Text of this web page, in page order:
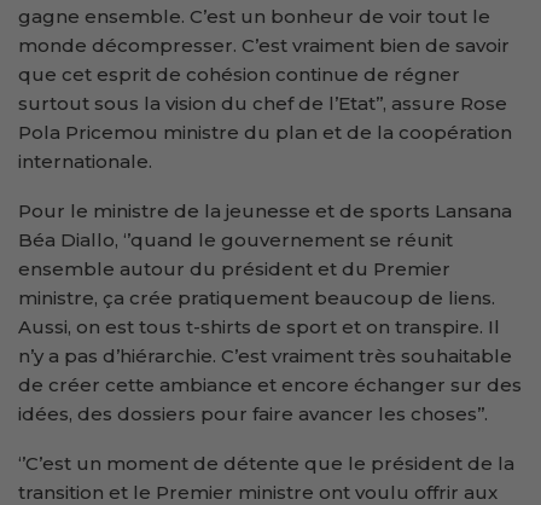
gagne ensemble. C’est un bonheur de voir tout le
monde décompresser. C’est vraiment bien de savoir
que cet esprit de cohésion continue de régner
surtout sous la vision du chef de l’Etat’’, assure Rose
Pola Pricemou ministre du plan et de la coopération
internationale.
Pour le ministre de la jeunesse et de sports Lansana
Béa Diallo, ‘’quand le gouvernement se réunit
ensemble autour du président et du Premier
ministre, ça crée pratiquement beaucoup de liens.
Aussi, on est tous t-shirts de sport et on transpire. Il
n’y a pas d’hiérarchie. C’est vraiment très souhaitable
de créer cette ambiance et encore échanger sur des
idées, des dossiers pour faire avancer les choses’’.
‘’C’est un moment de détente que le président de la
transition et le Premier ministre ont voulu offrir aux